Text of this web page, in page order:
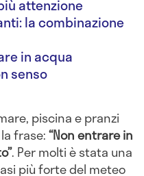
attenzione
la combinazione
in acqua
senso
piscina e pranzi
frase:“Non entrare in
. Per molti è stata una
più forte del meteo